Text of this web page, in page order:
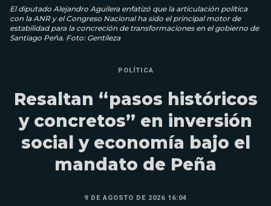
El diputado Alejandro Aguilera enfatizó que la articulación política
con la ANR y el Congreso Nacional ha sido el principal motor de
estabilidad para la concreción de transformaciones en el gobierno de
Santiago Peña. Foto: Gentileza
POLÍTICA
Resaltan “pasos históricos
y concretos” en inversión
social y economía bajo el
mandato de Peña
9 DE AGOSTO DE 2026 16:04